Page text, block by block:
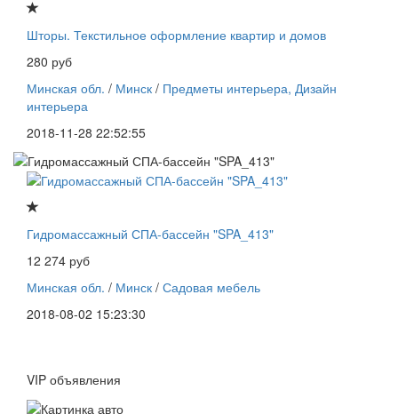
Шторы. Текстильное оформление квартир и домов
280 руб
Минская обл. / Минск / Предметы интерьера, Дизайн
интерьера
2018-11-28 22:52:55
Гидромассажный СПА-бассейн "SPA_413"
12 274 руб
Минская обл. / Минск / Садовая мебель
2018-08-02 15:23:30
VIP объявления